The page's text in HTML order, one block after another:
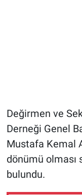
Değirmen ve
Derneği Genel
Mustafa Kemal
dönümü olması
bulundu.